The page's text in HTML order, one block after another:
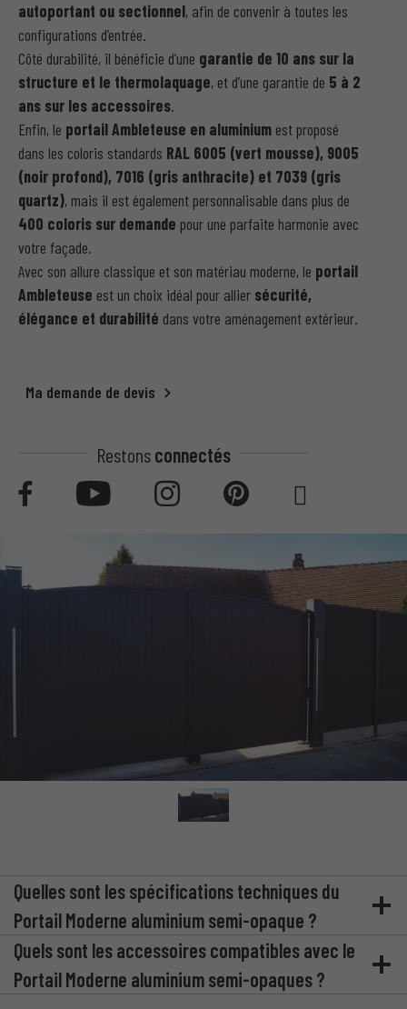
autoportant ou sectionnel, afin de convenir à toutes les
configurations d’entrée.
Côté durabilité, il bénéficie d’une garantie de 10 ans sur la
structure et le thermolaquage, et d’une garantie de 5 à 2
ans sur les accessoires.
Enfin, le portail Ambleteuse en aluminium est proposé
dans les coloris standards RAL 6005 (vert mousse), 9005
(noir profond), 7016 (gris anthracite) et 7039 (gris
quartz), mais il est également personnalisable dans plus de
400 coloris sur demande pour une parfaite harmonie avec
votre façade.
Avec son allure classique et son matériau moderne, le portail
Ambleteuse est un choix idéal pour allier sécurité,
élégance et durabilité dans votre aménagement extérieur.
Ma demande de devis
Restonsconnectés
Quelles sont les spécifications techniques du
Portail Moderne aluminium semi-opaque ?
Quels sont les accessoires compatibles avec le
Portail Moderne aluminium semi-opaques ?